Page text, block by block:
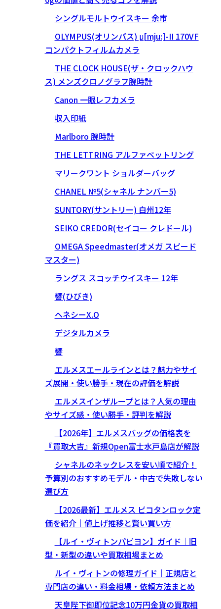
シングルモルトウイスキー 余市
OLYMPUS(オリンパス) μ[mju:]-II 170VF
コンパクトフィルムカメラ
THE CLOCK HOUSE(ザ・クロックハウ
ス) メンズクロノグラフ腕時計
Canon 一眼レフカメラ
収入印紙
Marlboro 腕時計
THE LETTRING アルファベットリング
マリークワント ショルダーバッグ
CHANEL №5(シャネル ナンバー5)
SUNTORY(サントリー) 白州12年
SEIKO CREDOR(セイコー クレドール)
OMEGA Speedmaster(オメガ スピード
マスター)
ラングス スコッチウイスキー 12年
響(ひびき)
ヘネシーX.O
デジタルカメラ
響
エルメスエールラインとは？魅力やサイ
ズ展開・使い勝手・現在の評価を解説
エルメスインザループとは？人気の理由
やサイズ感・使い勝手・評判を解説
【2026年】エルメスバッグの価格表を
『買取大吉』新規Open富士水戸島店が解説
シャネルのネックレスを安い順で紹介！
予算別のおすすめモデル・中古で失敗しない
選び方
【2026最新】エルメス ピコタンロック定
価を紹介｜値上げ推移と賢い買い方
【ルイ・ヴィトンパピヨン】ガイド｜旧
型・新型の違いや買取相場まとめ
ルイ・ヴィトンの修理ガイド｜正規店と
専門店の違い・料金相場・依頼方法まとめ
天皇陛下御即位記念10万円金貨の買取相